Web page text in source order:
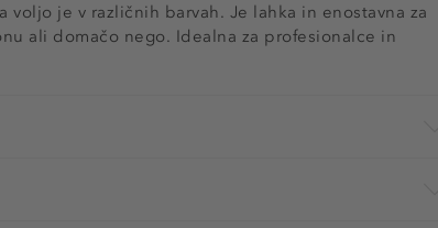
je v različnih barvah. Je lahka in enostavna za
ali domačo nego. Idealna za profesionalce in